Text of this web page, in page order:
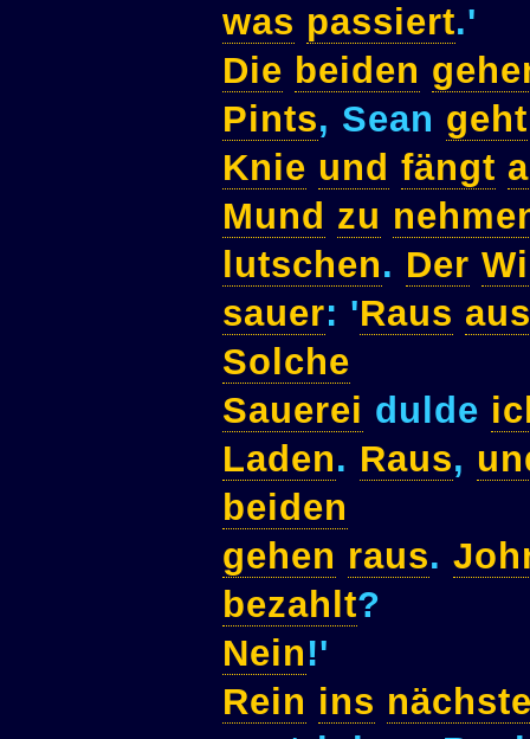
was passiert.'
Die beiden
Pints, Sean geht
Knie und fängt
Mund zu
lutschen. Der
sauer: 'Raus aus
Solche
Sauerei dulde
Laden. Raus,
beiden
gehen raus.
bezahlt?
Nein!'
Rein ins